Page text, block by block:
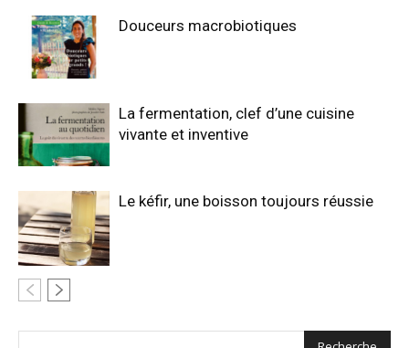
Douceurs macrobiotiques
La fermentation, clef d’une cuisine
vivante et inventive
Le kéfir, une boisson toujours réussie